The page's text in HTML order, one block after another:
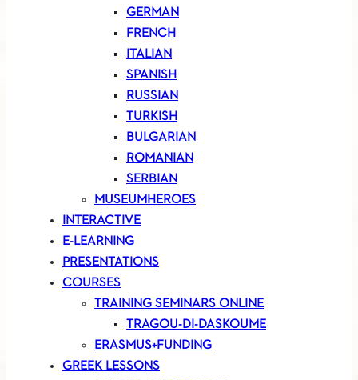
GERMAN
FRENCH
ITALIAN
SPANISH
RUSSIAN
TURKISH
BULGARIAN
ROMANIAN
SERBIAN
MUSEUMHEROES
INTERACTIVE
E-LEARNING
PRESENTATIONS
COURSES
TRAINING SEMINARS ONLINE
TRAGOU-DI-DASKOUME
ERASMUS+FUNDING
GREEK LESSONS